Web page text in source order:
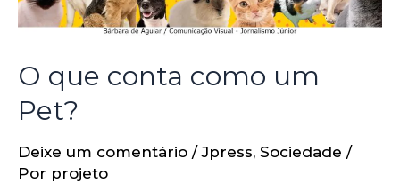
O que conta como um
Pet?
Deixe um comentário /Jpress, Sociedade /
Por projeto